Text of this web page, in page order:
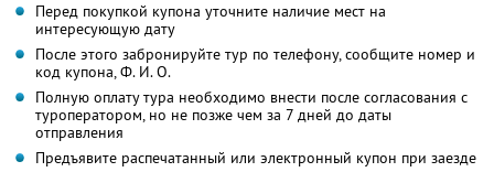
Перед покупкой купона уточните наличие мест на
интересующую дату
После этого забронируйте тур по телефону, сообщите номер и
код купона,Ф. И. О.
Полную оплату тура необходимо внести после согласования с
туроператором, но не позже чем за 7 дней до даты
отправления
Предъявите распечатанный или электронный купон при заезде